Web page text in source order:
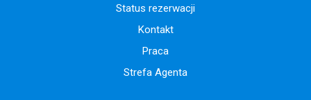
Status rezerwacji
Kontakt
Praca
Strefa Agenta